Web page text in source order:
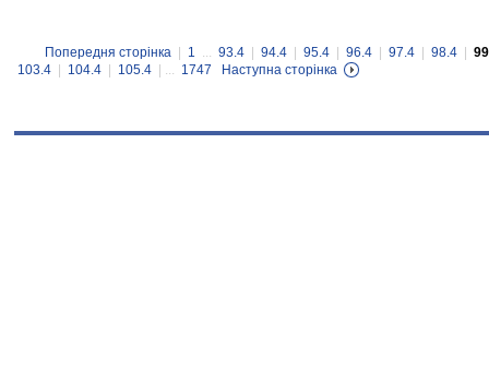
Попередня сторінка 1 ... 93.4 94.4 95.4 96.4 97.4 98.4
103.4
104.4 105.4 | ... 1747 Наступна сторінка